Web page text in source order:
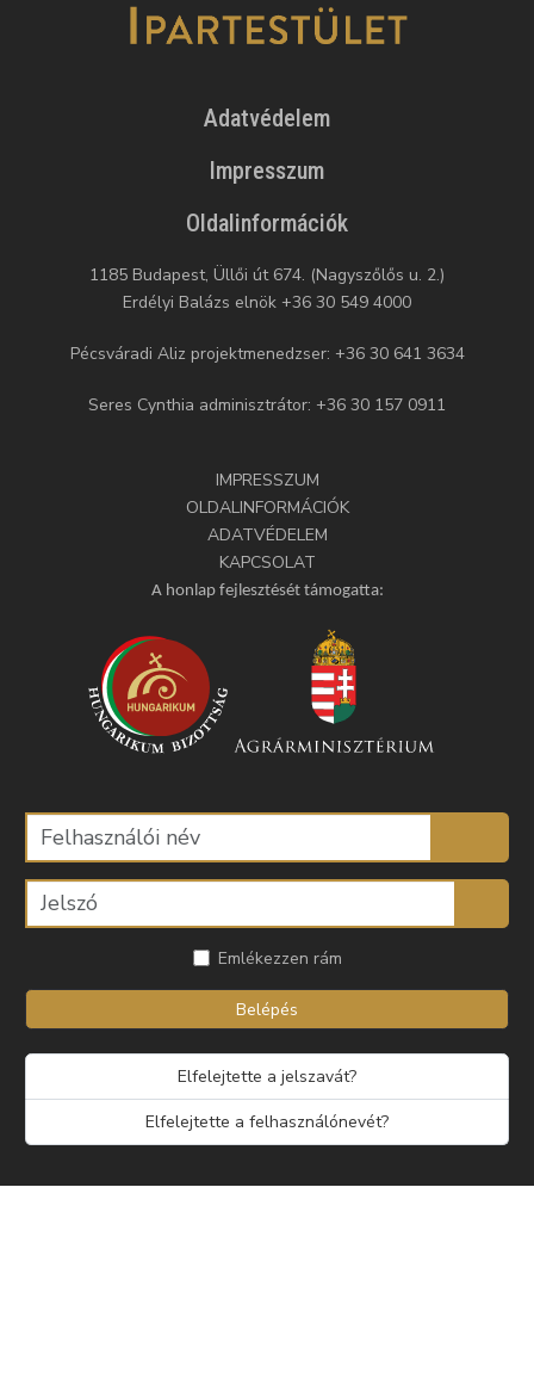
Adatvédelem
Impresszum
Oldalinformációk
1185 Budapest, Üllői út 674. (Nagyszőlős u. 2.)
Erdélyi Balázs elnök +36 30 549 4000
Pécsváradi Aliz projektmenedzser: +36 30 641 3634
Seres Cynthia adminisztrátor: +36 30 157 0911
IMPRESSZUM
OLDALINFORMÁCIÓK
ADATVÉDELEM
KAPCSOLAT
A honlap fejlesztését támogatta:
Emlékezzen rám
Belépés
Elfelejtette a jelszavát?
Elfelejtette a felhasználónevét?